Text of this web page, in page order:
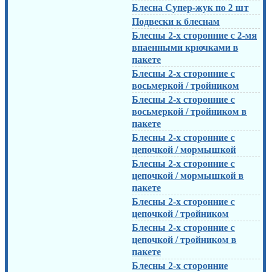
Блесна Супер-жук по 2 шт
Подвески к блеснам
Блесны 2-х сторонние с 2-мя
впаенными крючками в
пакете
Блесны 2-х сторонние с
восьмеркой / тройником
Блесны 2-х сторонние с
восьмеркой / тройником в
пакете
Блесны 2-х сторонние с
цепочкой / мормышкой
Блесны 2-х сторонние с
цепочкой / мормышкой в
пакете
Блесны 2-х сторонние с
цепочкой / тройником
Блесны 2-х сторонние с
цепочкой / тройником в
пакете
Блесны 2-х сторонние